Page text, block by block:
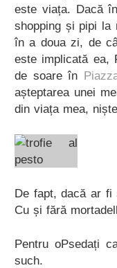
este viața. Dacă
shopping și pipi la
în a doua zi, de
este implicată ea,
de soare în
așteptarea unei
din viața mea,
De fapt, dacă ar
Cu și fără
Pentru oPsedați
such.